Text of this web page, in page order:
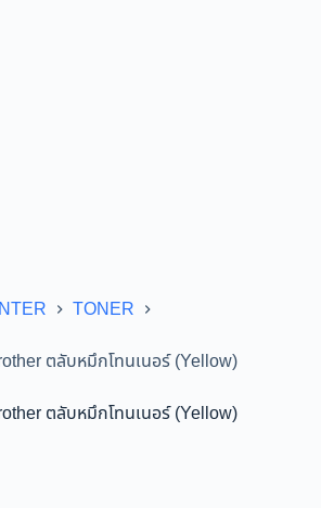
TONER
ตลับหมึกโทนเนอร์ (Yellow)
ตลับหมึกโทนเนอร์ (Yellow)